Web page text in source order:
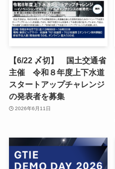
【6/22 〆切】 国土交通省
主催 令和８年度上下水道
スタートアップチャレンジ
の発表者を募集
2026年6月11日